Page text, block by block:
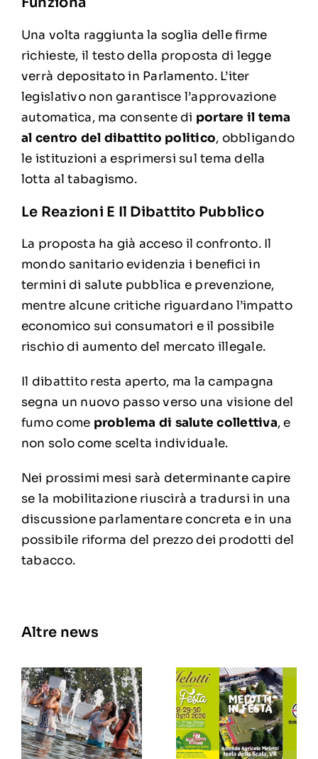
Una volta raggiunta la soglia delle firme
richieste, il testo della proposta di legge
verrà depositato in Parlamento. L’iter
legislativo non garantisce l’approvazione
automatica, ma consente di portare il tema
al centro del dibattito politico, obbligando
le istituzioni a esprimersi sul tema della
lotta al tabagismo.
Le Reazioni E Il Dibattito Pubblico
La proposta ha già acceso il confronto. Il
mondo sanitario evidenzia i benefici in
termini di salute pubblica e prevenzione,
mentre alcune critiche riguardano l’impatto
economico sui consumatori e il possibile
rischio di aumento del mercato illegale.
Il dibattito resta aperto, ma la campagna
segna un nuovo passo verso una visione del
fumo come problema di salute collettiva, e
non solo come scelta individuale.
Nei prossimi mesi sarà determinante capire
se la mobilitazione riuscirà a tradursi in una
discussione parlamentare concreta e in una
possibile riforma del prezzo dei prodotti del
tabacco.
Altre news